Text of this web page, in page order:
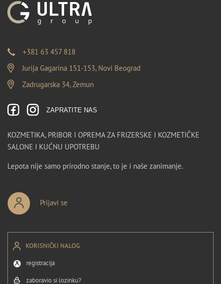
+381 63 457 818
Jurija Gagarina 151-153, Novi Beograd
Zadrugarska 34, Zemun
ZAPRATITE NAS
KOZMETIKA, PRIBOR I OPREMA ZA FRIZERSKE I KOZMETIČKE
SALONE I KUĆNU UPOTREBU
Lepota nije samo prirodno stanje, to je i naše zanimanje.
Prijavi se
KORISNIČKI NALOG
registracija
zaboravio si lozinku?